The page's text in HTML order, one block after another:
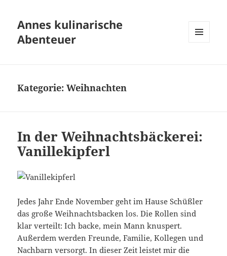
Annes kulinarische
Abenteuer
Kategorie:Weihnachten
In der Weihnachtsbäckerei:
Vanillekipferl
Jedes Jahr Ende November geht im Hause Schüßler
das große Weihnachtsbacken los. Die Rollen sind
klar verteilt: Ich backe, mein Mann knuspert.
Außerdem werden Freunde, Familie, Kollegen und
Nachbarn versorgt. In dieser Zeit leistet mir die